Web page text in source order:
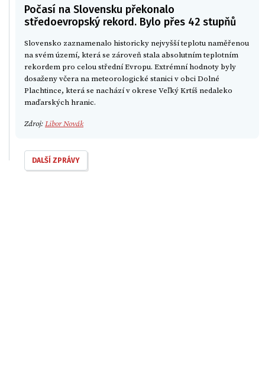
Počasí na Slovensku překonalo
středoevropský rekord. Bylo přes 42 stupňů
Slovensko zaznamenalo historicky nejvyšší teplotu naměřenou
na svém území, která se zároveň stala absolutním teplotním
rekordem pro celou střední Evropu. Extrémní hodnoty byly
dosaženy včera na meteorologické stanici v obci Dolné
Plachtince, která se nachází v okrese Veľký Krtíš nedaleko
maďarských hranic.
Zdroj:Libor Novák
DALŠÍ ZPRÁVY